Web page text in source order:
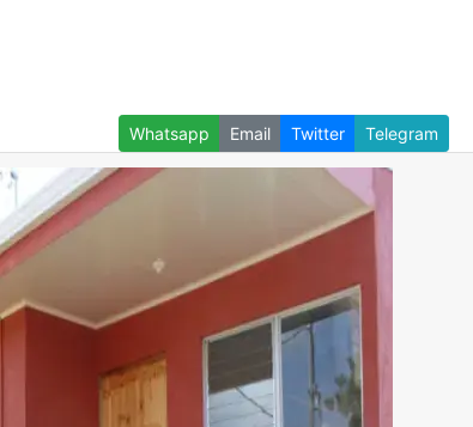
Whatsapp Email Twitter Telegram